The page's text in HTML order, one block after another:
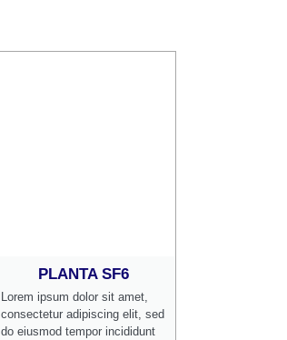
PLANTA SF6
Lorem ipsum dolor sit amet,
consectetur adipiscing elit, sed
do eiusmod tempor incididunt